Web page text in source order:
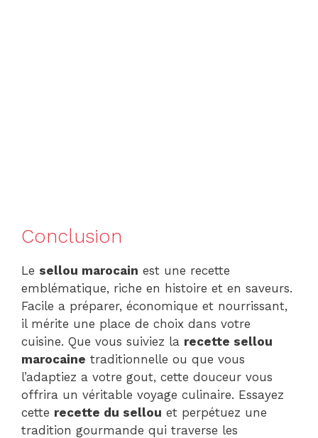
Conclusion
Le sellou marocain est une recette
emblématique, riche en histoire et en saveurs.
Facile a préparer, économique et nourrissant,
il mérite une place de choix dans votre
cuisine. Que vous suiviez la recette sellou
marocaine traditionnelle ou que vous
l’adaptiez a votre gout, cette douceur vous
offrira un véritable voyage culinaire. Essayez
cette recette du sellou et perpétuez une
tradition gourmande qui traverse les